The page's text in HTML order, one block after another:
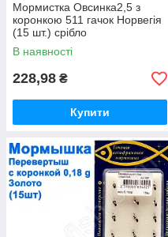
Мормистка Овсинка2,5 з
коронкою 511 гачок Норвегія
(15 шт.) срібло
В наявності
228,98 ₴
Купити